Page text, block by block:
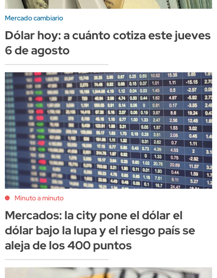
Mercado cambiario
Dólar hoy: a cuánto cotiza este jueves
6 de agosto
Minuto a minuto
Mercados: la city pone el dólar el
dólar bajo la lupa y el riesgo país se
aleja de los 400 puntos